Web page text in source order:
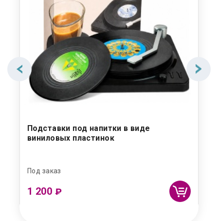
Подставки под напитки в виде
виниловых пластинок
Под заказ
1 200 ₽